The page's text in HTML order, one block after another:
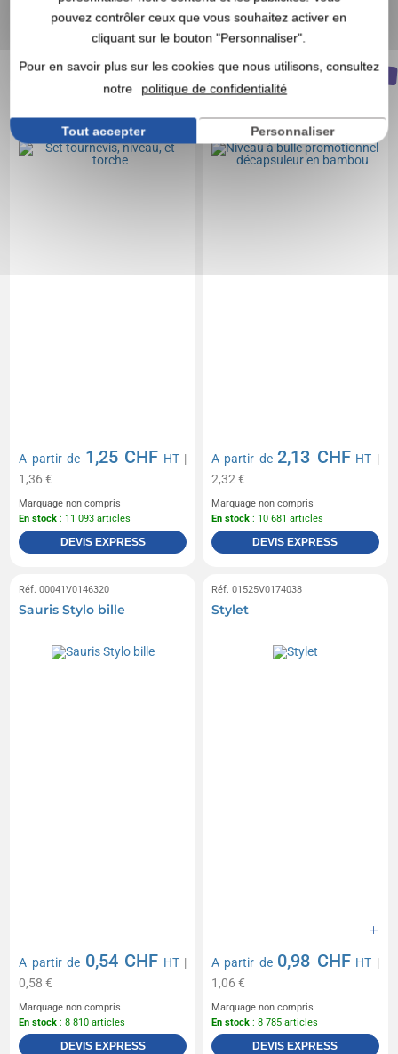
En stock: 12 267 articles
DEVIS EXPRESS
En stock: 11 976 articles
DEVIS EXPRESS
Réf. 00028V0010449
torche
A partir de 1,25 CHF HT|
1,36 €
Marquage non compris
En stock : 11 093 articles
DEVIS EXPRESS
NOUVEAUTÉ
Réf. 01449V0230470
promotionnel
décapsuleur en bambou
A partir de2,13 CHF HT |
2,32 €
Marquage non compris
En stock : 10 681 articles
DEVIS EXPRESS
Réf. 00041V0146320
Sauris Stylo bille
A partir de 0,54 CHF HT|
0,58 €
Marquage non compris
En stock : 8 810 articles
DEVIS EXPRESS
Réf. 01525V0174038
Stylet
A partir de 0,98 CHF HT |
1,06 €
Marquage non compris
En stock : 8 785 articles
DEVIS EXPRESS
pouvez contrôler ceux que vous souhaitez activer en
cliquant sur le bouton "Personnaliser".
Pour en savoir plus sur les cookies que nous utilisons, consultez
notre
politique de confidentialité
Tout accepter Personnaliser